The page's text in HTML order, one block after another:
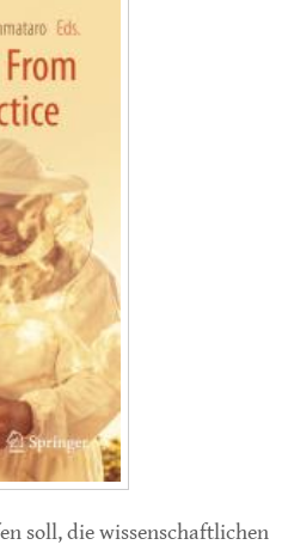
soll, die wissenschaftlichen